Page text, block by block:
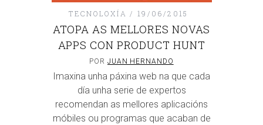
TECNOLOXÍA 19/06/2015
ATOPA AS MELLORES NOVAS
APPS CON PRODUCT HUNT
POR JUAN HERNANDO
Imaxina unha páxina web na que cada
día unha serie de expertos
recomendan as mellores aplicacións
móbiles ou programas que acaban de